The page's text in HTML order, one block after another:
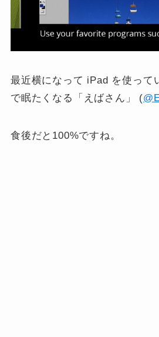
最近横になって iPad を使って
で眠たくなる「えばさん」 (
食後だと100%ですね。